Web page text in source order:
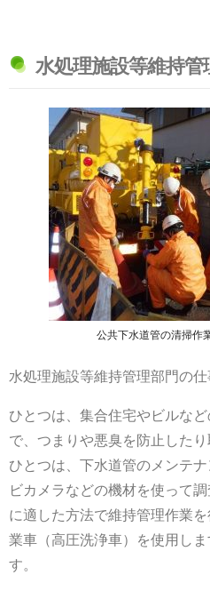
水処理施設等維持管
公共下水道管の清掃作
水処理施設等維持管理部門の
ひとつは、集合住宅やビルな
で、つまりや悪臭を防止した
ひとつは、下水道管のメンテ
ビカメラなどの機材を使って
に適した方法で維持管理作業
業車（高圧洗浄車）を使用し
す。